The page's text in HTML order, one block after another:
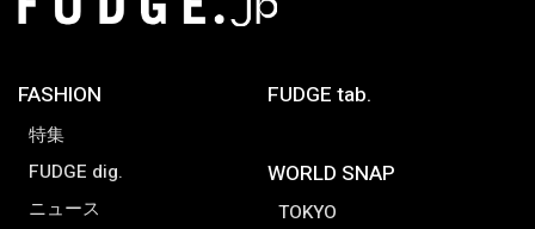
FASHION
特集
FUDGE dig.
ニュース
FUDGE tab.
WORLD SNAP
TOKYO